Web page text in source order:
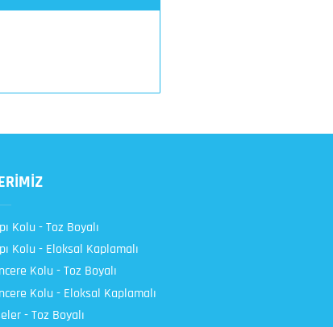
Kolu - Toz Boyalı
Kolu - Eloksal Kaplamalı
Kolu - Toz Boyalı
Kolu - Eloksal Kaplamalı
- Toz Boyalı